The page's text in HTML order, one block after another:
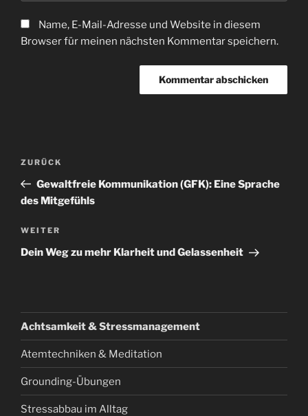
Name, E-Mail-Adresse und Website in diesem
Browser für meinen nächsten Kommentar speichern.
Beitragsnavigation
Vorheriger
Beitrag
ZURÜCK
Gewaltfreie Kommunikation (GFK): Eine Sprache
des Mitgefühls
Nächster
Beitrag
WEITER
Dein Weg zu mehr Klarheit und Gelassenheit
Achtsamkeit & Stressmanagement
Atemtechniken & Meditation
Grounding-Übungen
Stressabbau im Alltag